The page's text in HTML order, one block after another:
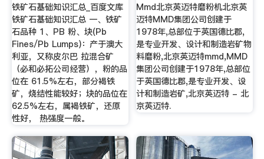
铁矿石基础知识汇总_百度文库
铁矿石基础知识汇总 一、铁矿
石品种 1、PB 粉、块(Pb
Fines/Pb Lumps)：产于澳大
利亚，又称皮尔巴 拉混合矿
（必和必拓公司经营），粉的品
位在 61.5%左右，部分褐铁
矿，烧结性能较好；块的品位在
62.5%左右，属褐铁矿，还原
性好， 热强度一般。
Mmd北京英迈特磨粉机北京英
迈特MMD集团公司创建于
1978年,总部位于英国德比郡,
是专业开发、设计和制造岩矿物
料磨粉,北京英迈特mmd,MMD
集团公司创建于1978年,总部位
于英国德比郡,是专业开发、设
计和制造岩矿,北京英迈特 - 北
京英迈特.